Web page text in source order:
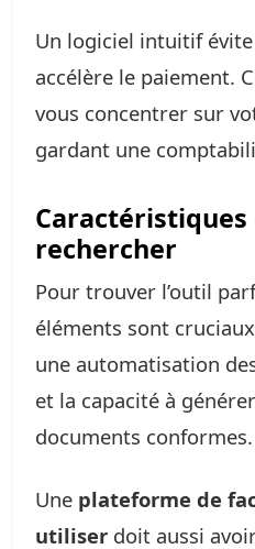
Un logiciel intuitif
accélère le paiement.
vous concentrer sur
gardant une
Caractéristiques
rechercher
Pour trouver l’outil
éléments sont
une automatisation
et la capacité à
documents conformes.
Une plateforme de
utiliser doit aussi